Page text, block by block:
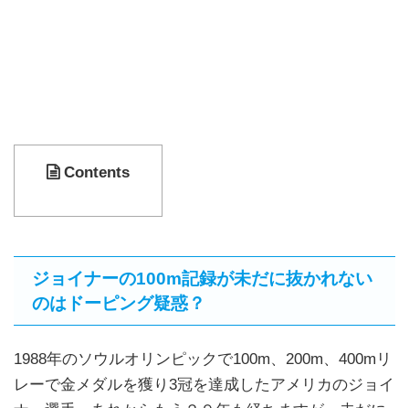
Contents
ジョイナーの100m記録が未だに抜かれない
のはドーピング疑惑？
1988年のソウルオリンピックで100m、200m、400mリ
レーで金メダルを獲り3冠を達成したアメリカのジョイ